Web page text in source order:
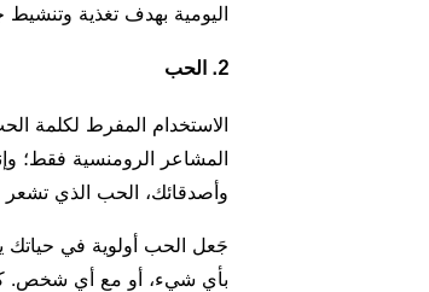
اليومية بهدف تغذية
2. الحب
الاستخدام المفرط لكلمة
المشاعر الرومنسية فقط؛
وأصدقائك، الحب الذي تشعر
جَعل الحب أولوية في حياتك
بأي شيء، أو مع أي شخص.